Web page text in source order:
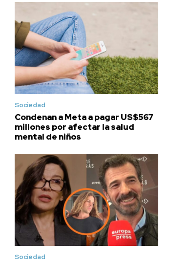
Sociedad
Condenan a Meta a pagar US$567
millones por afectar la salud
mental de niños
Sociedad